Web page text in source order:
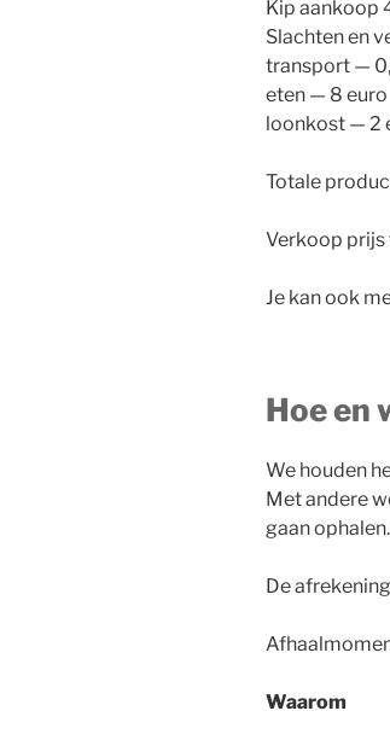
Kip aankoop
Slachten en
transport —
eten — 8 euro
loonkost — 2
Totale
Verkoop prijs
Je kan ook
Hoe en
We houden
Met andere
gaan
De
Waarom